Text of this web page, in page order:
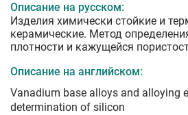
Описание на русском:
Изделия химически стойкие и
керамические. Метод
плотности и кажущейся
Описание на английском:
Vanadium base alloys and alloying
determination of silicon